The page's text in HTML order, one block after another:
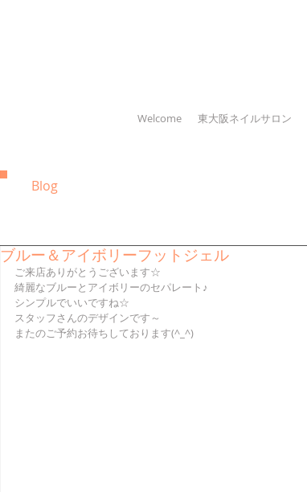
Welcome 東大阪ネイルサロン
Blog
ブルー＆アイボリーフットジェル
ご来店ありがとうございます☆
綺麗なブルーとアイボリーのセパレート♪
シンプルでいいですね☆
スタッフさんのデザインです～
またのご予約お待ちしております(^_^)